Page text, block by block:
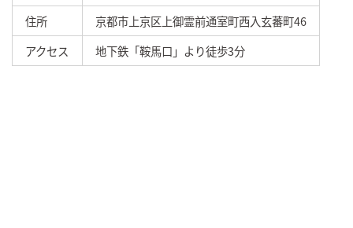
住所
京都市上京区上御霊前通室町西入玄蕃町46
アクセス
地下鉄「鞍馬口」より徒歩3分